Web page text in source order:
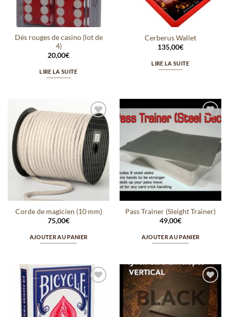
Dés rouges de casino (lot de
4)
20,00€
LIRE LA SUITE
Cerberus Wallet
135,00€
LIRE LA SUITE
Ajouter
à la
wishlist
Corde de magicien (10 mm)
75,00€
AJOUTER AU PANIER
Ajouter
wishlist
Pass Trainer (Sleight Trainer)
49,00€
AJOUTER AU PANIER
Ajouter
wishlist
Ajouter
à la
wishlist